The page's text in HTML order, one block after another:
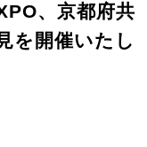
、京都府共
を開催いたし